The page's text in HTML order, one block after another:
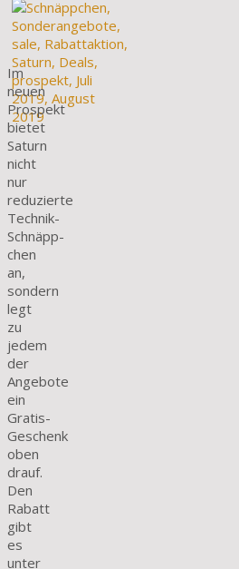
Im
neuen
Prospekt
bietet
Saturn
nicht
nur
reduzierte
Technik-
Schnäpp­
chen
an,
sondern
legt
zu
jedem
der
Angebote
ein
Gratis-
Geschenk
oben
drauf.
Den
Rabatt
gibt
es
unter